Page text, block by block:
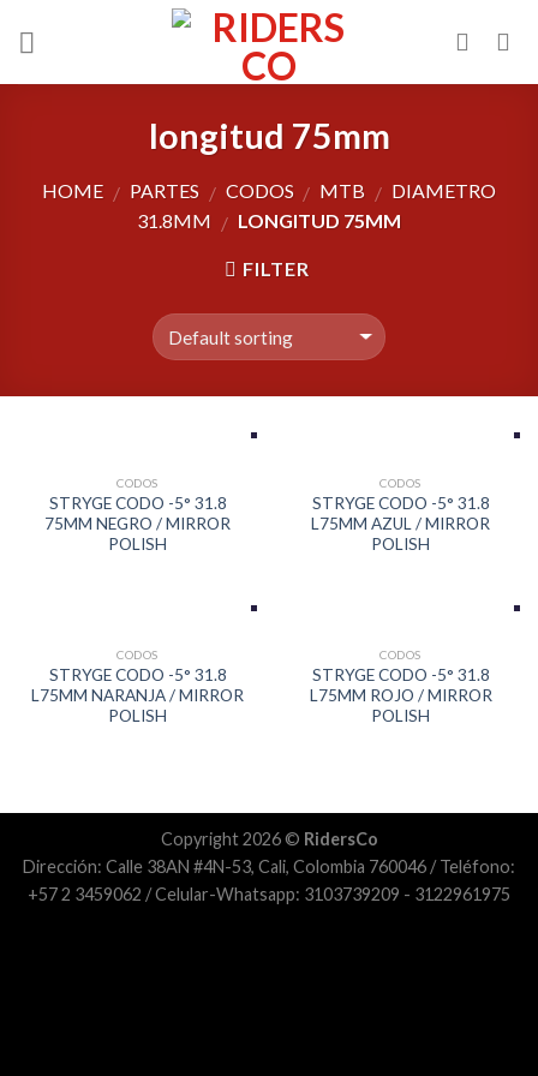
longitud 75mm
HOME / PARTES / CODOS / MTB / DIAMETRO
31.8MM / LONGITUD 75MM
FILTER
CODOS
STRYGE CODO -5° 31.8
75MM NEGRO / MIRROR
POLISH
CODOS
STRYGE CODO -5° 31.8
L75MM AZUL / MIRROR
POLISH
CODOS
STRYGE CODO -5° 31.8
L75MM NARANJA / MIRROR
POLISH
CODOS
STRYGE CODO -5° 31.8
L75MM ROJO / MIRROR
POLISH
Copyright 2026 © RidersCo
Dirección: Calle 38AN #4N-53, Cali, Colombia 760046 / Teléfono:
+57 2 3459062 / Celular-Whatsapp: 3103739209 - 3122961975